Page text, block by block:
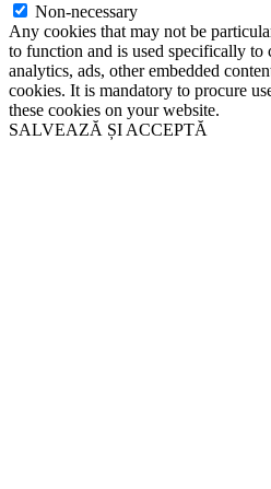
Non-necessary
Any cookies that may not be
to function and is used specifically to
analytics, ads, other embedded
cookies. It is mandatory to procure
these cookies on your website.
SALVEAZĂ ȘI ACCEPTĂ